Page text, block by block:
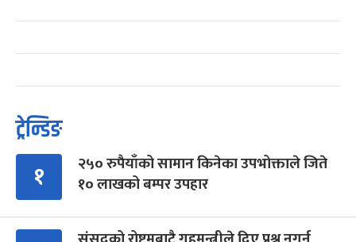
ट्रेन्डिङ
१
२५० रुपैयाँको सामान किनेका उपभोक्ताले जिते
१० लाखको बम्पर उपहार